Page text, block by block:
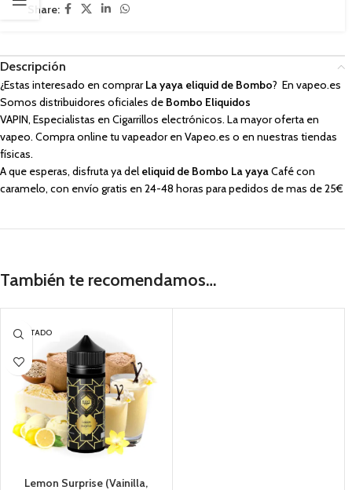
Share:
Descripción
¿Estas interesado en comprarLa yaya eliquid de Bombo? En vapeo.es
Somos distribuidores oficiales de Bombo Eliquidos
VAPIN, Especialistas en Cigarrillos electrónicos. La mayor oferta en
vapeo. Compra online tu vapeador en Vapeo.es o en nuestras tiendas
físicas.
A que esperas, disfruta ya del eliquid de Bombo La yayaCafé con
caramelo, con envío gratis en 24-48 horas para pedidos de mas de 25€
También te recomendamos…
AGOTADO
Lemon Surprise (Vainilla,